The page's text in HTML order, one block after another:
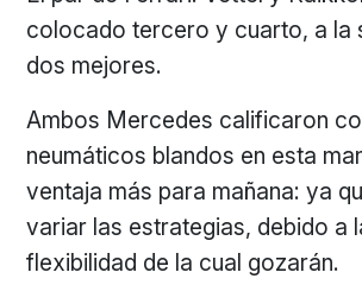
colocado tercero y cuarto, a la
dos mejores.
Ambos Mercedes calificaron
neumáticos blandos en esta
ventaja más para mañana: ya
variar las estrategias, debido a
flexibilidad de la cual gozarán.